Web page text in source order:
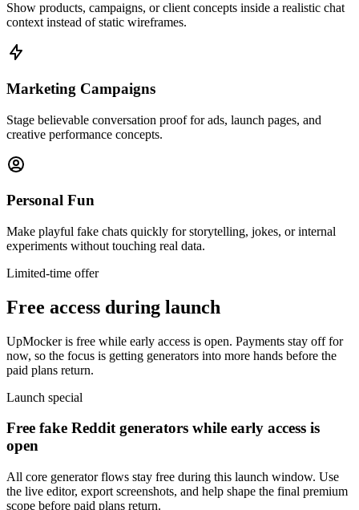
Show products, campaigns, or client concepts inside a realistic chat
context instead of static wireframes.
Marketing Campaigns
Stage believable conversation proof for ads, launch pages, and
creative performance concepts.
Personal Fun
Make playful fake chats quickly for storytelling, jokes, or internal
experiments without touching real data.
Limited-time offer
Free access during launch
UpMocker is free while early access is open. Payments stay off for
now, so the focus is getting generators into more hands before the
paid plans return.
Launch special
Free fake Reddit generators while early access is
open
All core generator flows stay free during this launch window. Use
the live editor, export screenshots, and help shape the final premium
scope before paid plans return.